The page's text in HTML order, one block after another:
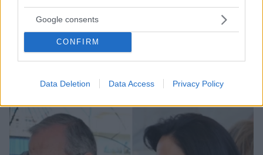
Google consents
CONFIRM
Data Deletion Data Access Privacy Policy
«Δεν το πιστεύουμε», λένε οι Αμερικανοί που
υιοθέτησαν τον Αφγανό στη Λέσβο - Η αρχική
εκδοχή για το φονικό στην Κυψέλη και η σιωπή
στην απολογία
07.08.2026, 07:19